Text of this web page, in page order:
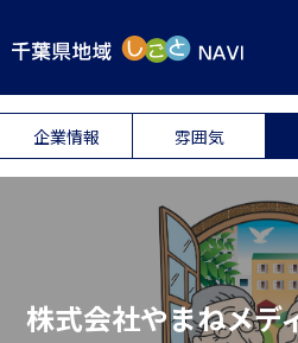
企業情報 雰囲気
株式会社やまねメデ